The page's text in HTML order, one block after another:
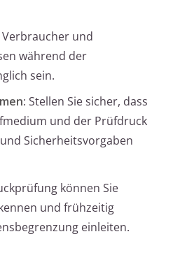
Verbraucher und
während der
sein.
: Stellen Sie sicher, dass
und der Prüfdruck
Sicherheitsvorgaben
können Sie
und frühzeitig
einleiten.